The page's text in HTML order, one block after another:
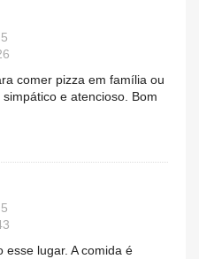
comer pizza em família ou
e atencioso. Bom
esse lugar. A comida é